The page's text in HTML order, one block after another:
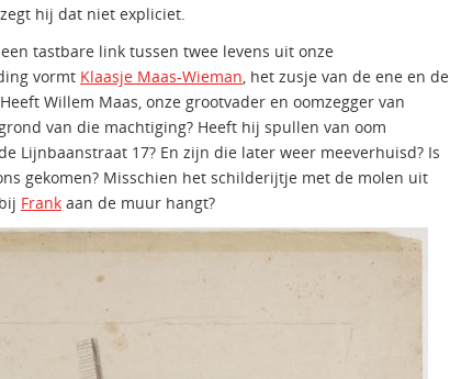
hij dat niet expliciet.
tastbare link tussen twee levens uit onze
vormt Klaasje Maas-Wieman, het zusje van de ene en de
Willem Maas, onze grootvader en oomzegger van
van die machtiging? Heeft hij spullen van oom
Lijnbaanstraat 17? En zijn die later weer meeverhuisd? Is
gekomen? Misschien het schilderijtje met de molen uit
Frank aan de muur hangt?